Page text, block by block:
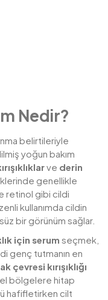
Nedir?
belirtileriyle
yoğun bakım
ve derin
genellikle
retinol gibi cildi
kullanımda cildin
bir görünüm sağlar.
için serum seçmek,
genç tutmanın en
çevresi kırışıklığı
bölgelere hitap
hafifletirken cilt